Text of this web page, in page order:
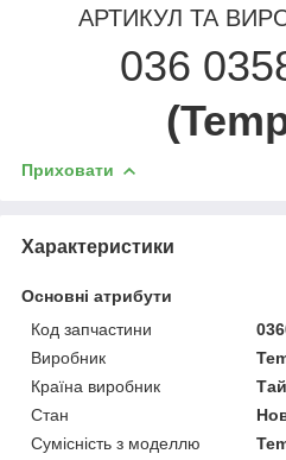
АРТИКУЛ ТА
036
Приховати
Характеристики
Основні атрибути
Код запчастини
Виробник
Країна виробник
Стан
Сумісність з моделлю